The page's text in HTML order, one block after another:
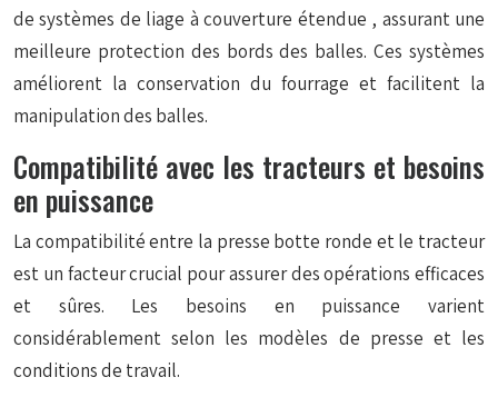
de systèmes de liage à couverture étendue , assurant une
meilleure protection des bords des balles. Ces systèmes
améliorent la conservation du fourrage et facilitent la
manipulation des balles.
Compatibilité avec les tracteurs et besoins
en puissance
La compatibilité entre la presse botte ronde et le tracteur
est un facteur crucial pour assurer des opérations efficaces
et sûres. Les besoins en puissance varient
considérablement selon les modèles de presse et les
conditions de travail.